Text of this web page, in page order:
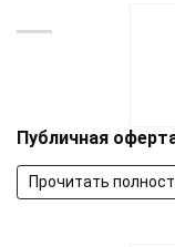
Публичная
Прочитать